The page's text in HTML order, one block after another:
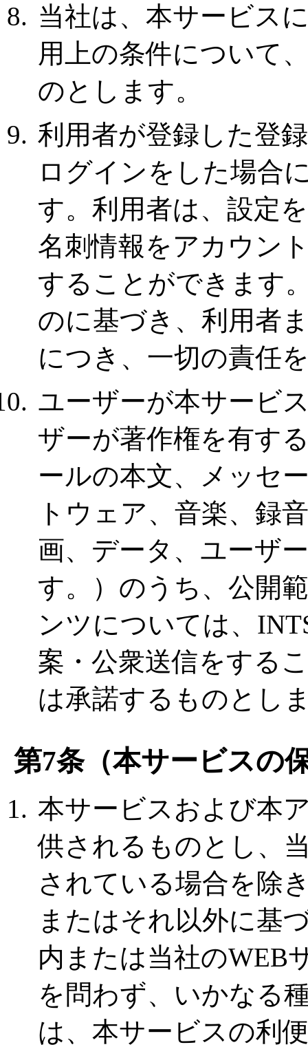
当社は、本サービス
用上の条件について
のとします。
利用者が登録した登
ログインをした場合
す。利用者は、設定
名刺情報をアカウン
することができます
のに基づき、利用者
につき、一切の責任
ユーザーが本サービ
ザーが著作権を有す
ールの本文、メッセ
トウェア、音楽、録
画、データ、ユーザ
す。）のうち、公開
ンツについては、
案・公衆送信をする
は承諾するものとし
第7条（本サービスの
本サービスおよび本
供されるものとし、
されている場合を除
またはそれ以外に基
内または当社のWEB
を問わず、いかなる
は、本サービスの利